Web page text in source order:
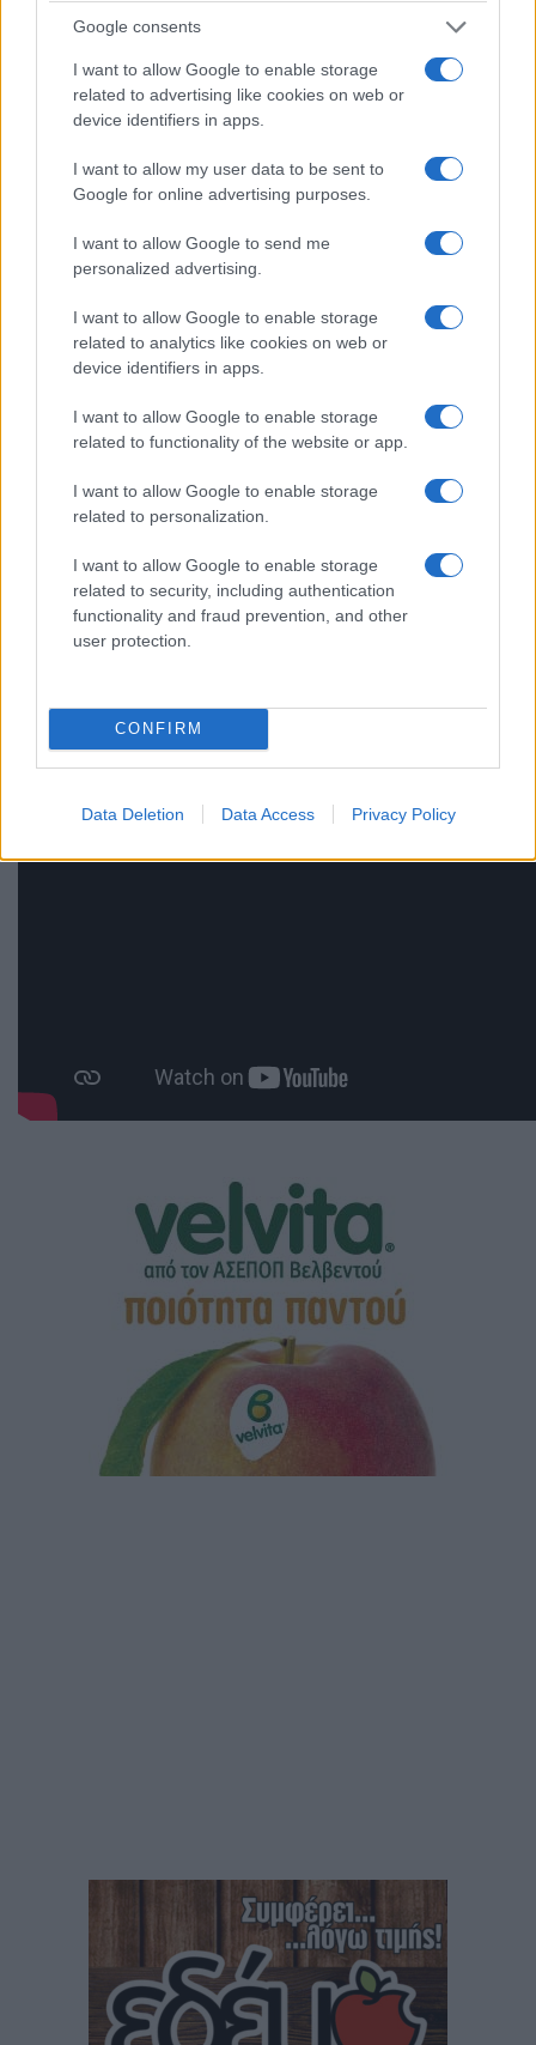
Google consents
I want to allow Google to enable storage
related to advertising like cookies on web or
device identifiers in apps.
I want to allow my user data to be sent to
Google for online advertising purposes.
I want to allow Google to send me
personalized advertising.
I want to allow Google to enable storage
related to analytics like cookies on web or
device identifiers in apps.
I want to allow Google to enable storage
related to functionality of the website or app.
I want to allow Google to enable storage
related to personalization.
I want to allow Google to enable storage
related to security, including authentication
functionality and fraud prevention, and other
user protection.
CONFIRM
Data Deletion Data Access Privacy Policy